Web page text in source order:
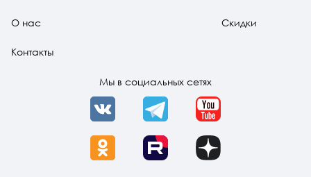
О нас
Контакты
Скидки
Мы в социальных сетях
VK Telegram YouTube
OK Rutube Dzen